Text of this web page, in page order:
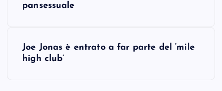
pansessuale
Joe Jonas è entrato a far parte del ‘mile
high club’